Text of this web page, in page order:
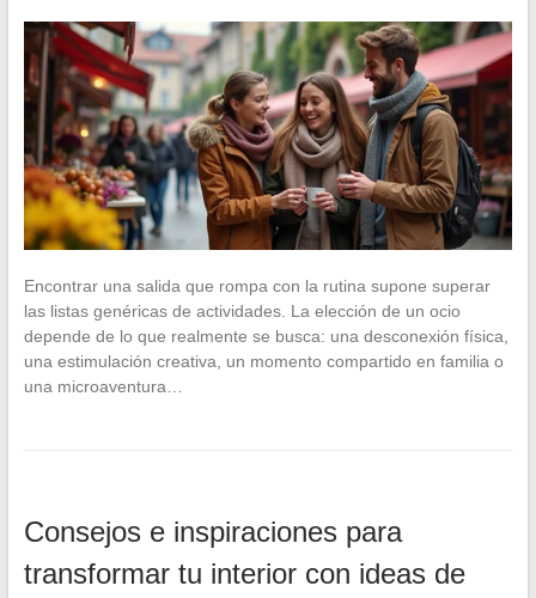
Encontrar una salida que rompa con la rutina supone superar
las listas genéricas de actividades. La elección de un ocio
depende de lo que realmente se busca: una desconexión física,
una estimulación creativa, un momento compartido en familia o
una microaventura…
Consejos e inspiraciones para
transformar tu interior con ideas de